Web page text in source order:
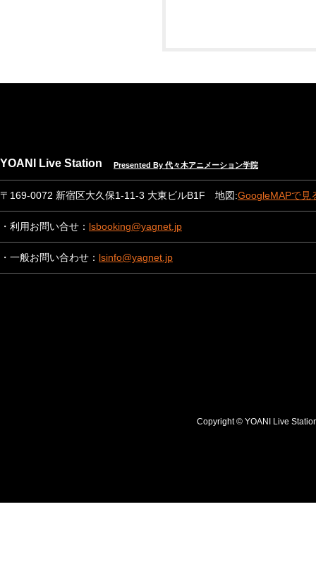
YOANI Live Station Presented By 代々木アニメーション学院
〒169-0072 新宿区大久保1-11-3 大東ビルB1F 地図:GoogleMAPで見
・利用お問い合せ： lsbooking@yagnet.jp
・一般お問い合わせ： lsinfo@yagnet.jp
Copyright © YOANI Live